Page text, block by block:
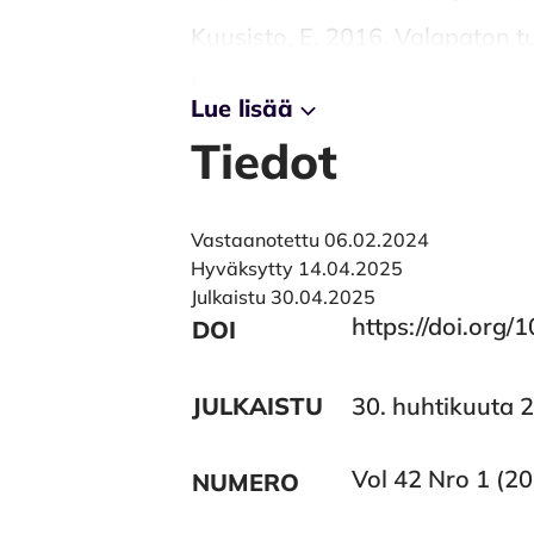
Kuusisto, E. 2016. Valapaton
Leppänen, J. & Raike, E.
Arkeologinen
Lind, J. 1988. Rillankivi ja
Museum 95: 53–79.https://
https://doi.org/10.13128/
Maanmittauslaitos.https://
Lue lisää
Tiedot
Vastaanotettu 06.02.2024
Hyväksytty 14.04.2025
Julkaistu 30.04.2025
DOI https://doi.org/
JULKAISTU 30. huhtikuuta
NUMERO Vol 42 Nro 1